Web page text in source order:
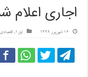
اجاری اعلام
16 شهریور 1399 تیتر1 ,اقتصادی